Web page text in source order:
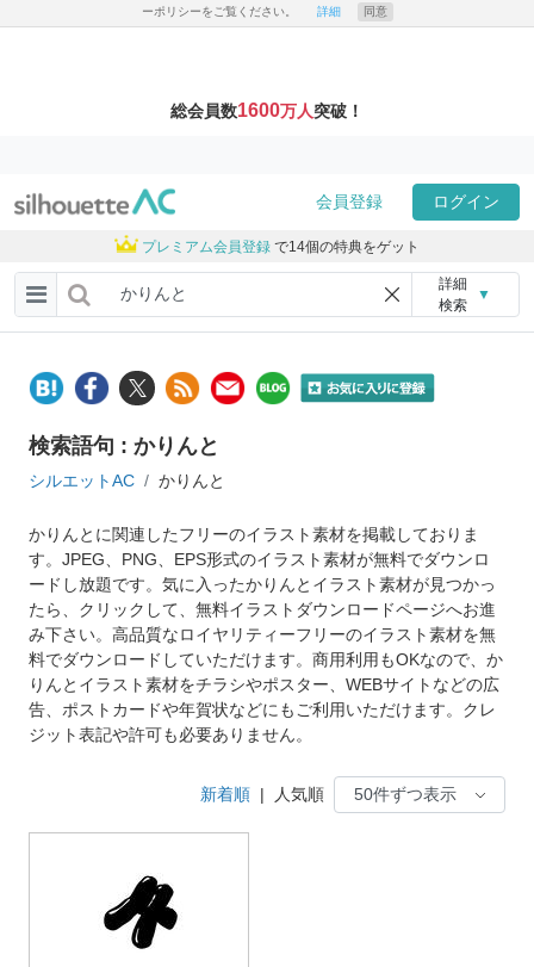
ーポリシーをご覧ください。 詳細 同意
総会員数1600万人突破！
会員登録 ログイン
プレミアム会員登録 で14個の特典をゲット
詳細
検索
▼
検索語句 : かりんと
シルエットAC かりんと
かりんとに関連したフリーのイラスト素材を掲載しておりま
す。JPEG、PNG、EPS形式のイラスト素材が無料でダウンロ
ードし放題です。気に入ったかりんとイラスト素材が見つかっ
たら、クリックして、無料イラストダウンロードページへお進
み下さい。高品質なロイヤリティーフリーのイラスト素材を無
料でダウンロードしていただけます。商用利用もOKなので、か
りんとイラスト素材をチラシやポスター、WEBサイトなどの広
告、ポストカードや年賀状などにもご利用いただけます。クレ
ジット表記や許可も必要ありません。
新着順 | 人気順